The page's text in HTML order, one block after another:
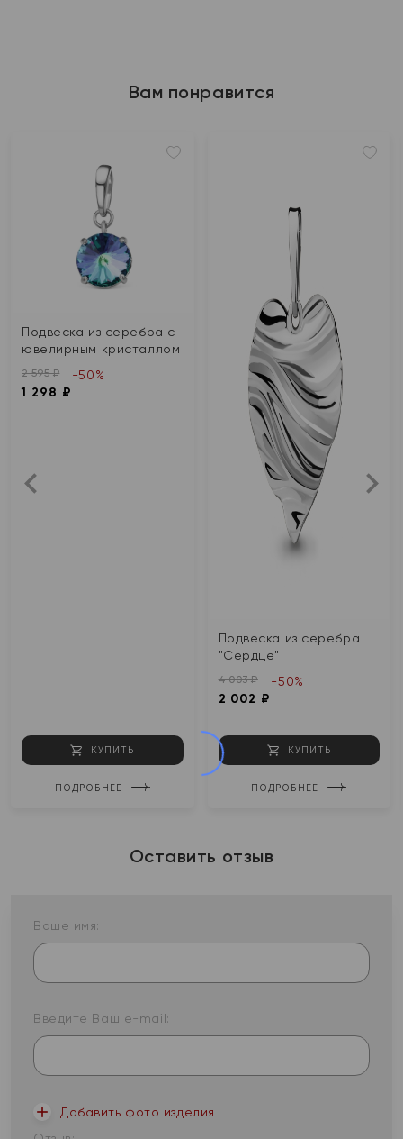
Вам понравится
Подвеска из серебра с
ювелирным кристаллом
2 595 ₽
1 298 ₽
-50%
КУПИТЬ
ПОДРОБНЕЕ
Подвеска из серебра
"Сердце"
4 003 ₽
2 002 ₽
-50%
КУПИТЬ
ПОДРОБНЕЕ
Оставить отзыв
Ваше имя:
Введите Ваш e-mail:
Добавить фото изделия